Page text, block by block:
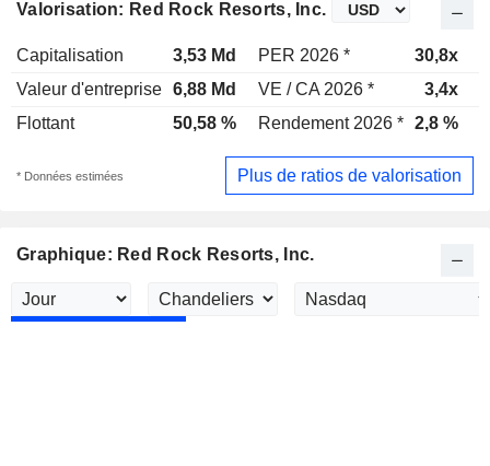
Valorisation: Red Rock Resorts, Inc.
Capitalisation 3,53 Md PER 2026 * 30,8x
Valeur d'entreprise 6,88 Md VE / CA 2026 * 3,4x
Flottant
50,58 % Rendement 2026 * 2,8 %
* Données estimées Plus de ratios de valorisation
Graphique: Red Rock Resorts, Inc.